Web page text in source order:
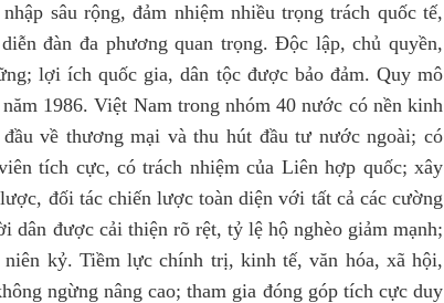
sâu rộng, đảm nhiệm nhiều trọng trách quốc tế,
đàn đa phương quan trọng. Độc lập, chủ quyền,
lợi ích quốc gia, dân tộc được bảo đảm. Quy mô
1986. Việt Nam trong nhóm 40 nước có nền kinh
về thương mại và thu hút đầu tư nước ngoài; có
tích cực, có trách nhiệm của Liên hợp quốc; xây
đối tác chiến lược toàn diện với tất cả các cường
được cải thiện rõ rệt, tỷ lệ hộ nghèo giảm mạnh;
kỷ. Tiềm lực chính trị, kinh tế, văn hóa, xã hội,
ngừng nâng cao; tham gia đóng góp tích cực duy